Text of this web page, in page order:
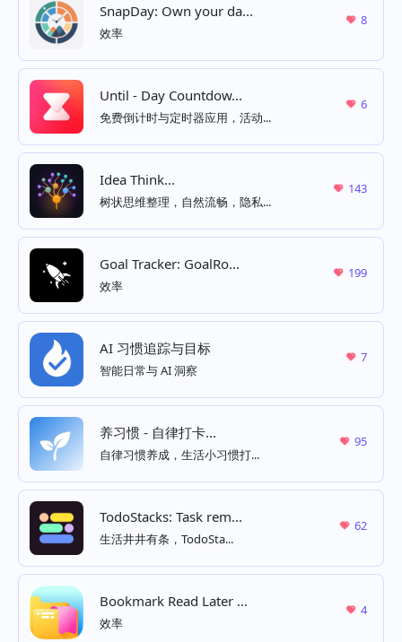
SnapDay: Own your da...
效率
8
Until - Day Countdow...
免费倒计时与定时器应用，活动...
6
Idea Think...
树状思维整理，自然流畅，隐私...
143
Goal Tracker: GoalRo...
效率
199
AI 习惯追踪与目标
智能日常与 AI 洞察
7
养习惯 - 自律打卡...
自律习惯养成，生活小习惯打‪...
95
TodoStacks: Task rem...
生活井井有条，TodoSta...
62
Bookmark Read Later ...
效率
4